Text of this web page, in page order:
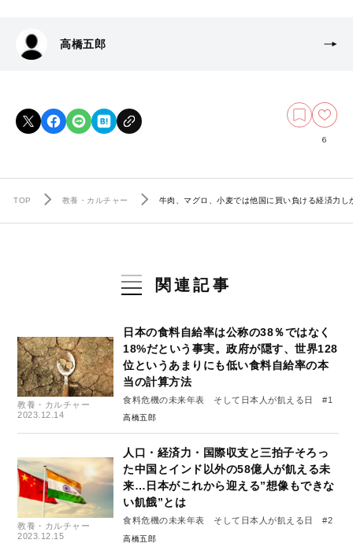
高橋五郎
6
TOP 教養・カルチャー 牛肉、マグロ、小麦では他国に買い負ける経済力
関連記事
教養・カルチャー
2023.12.14
日本の食料自給率は公称の38％ではなく
18%だという事実。政府が隠す、世界128
位というあまりにも低い食料自給率の本
当の計算方法
食料危機の未来年表 そして日本人が飢える日 #1
高橋五郎
教養・カルチャー
2023.12.15
人口・経済力・国際収支と三拍子そろっ
た中国とインド以外の58億人が飢える未
来…日本がこれから迎える”想像もできな
い飢餓”とは
食料危機の未来年表 そして日本人が飢える日 #2
高橋五郎